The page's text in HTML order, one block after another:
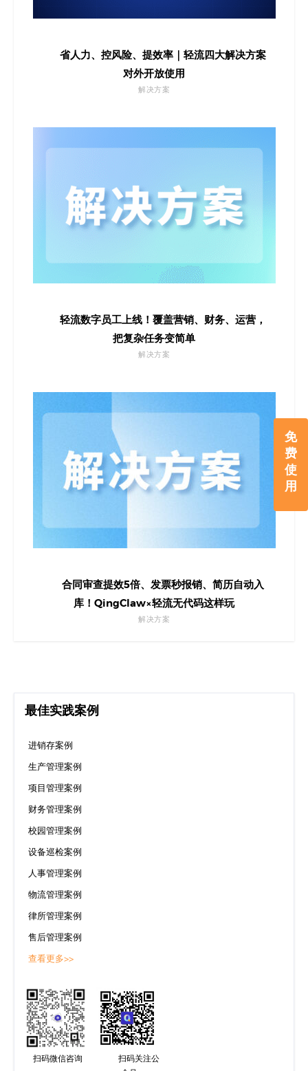
免
费
使
用
省人力、控风险、提效率｜轻流四大解决方案
对外开放使用
解决方案
轻流数字员工上线！覆盖营销、财务、运营，
把复杂任务变简单
解决方案
合同审查提效5倍、发票秒报销、简历自动入
库！QingClaw×轻流无代码这样玩
解决方案
最佳实践案例
进销存案例
生产管理案例
项目管理案例
财务管理案例
校园管理案例
设备巡检案例
人事管理案例
物流管理案例
律所管理案例
售后管理案例
查看更多>>
扫码微信咨询
扫码关注公